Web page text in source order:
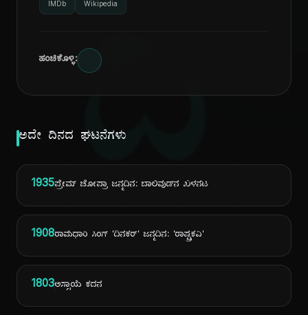
ದಿ
IMDb Wikipedia
ಹಂಚಿಕೊಳ್ಳಿ:
ಅದೇ ದಿನದ ಘಟನೆಗಳು
1935ಪ್ರೇಮ್ ಚೋಪ್ರಾ ಜನ್ಮದಿನ: ಬಾಲಿವುಡ್‌ನ ಖಳನಟ
1908ರಾಮಧಾರಿ ಸಿಂಗ್ 'ದಿನಕರ್' ಜನ್ಮದಿನ: 'ರಾಷ್ಟ್ರಕವಿ'
1803ಅಸ್ಸಾಯೆ ಕದನ